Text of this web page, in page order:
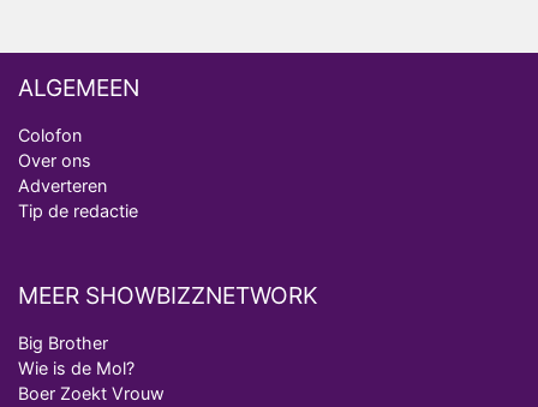
ALGEMEEN
Colofon
Over ons
Adverteren
Tip de redactie
MEER SHOWBIZZNETWORK
Big Brother
Wie is de Mol?
Boer Zoekt Vrouw